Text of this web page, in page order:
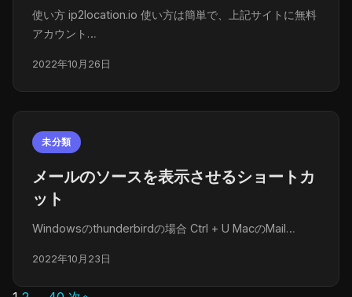
使い方 ip2location.io 使い方は簡単で、上記サイトに無料
アカウント…
2022年10月26日
未分類
メールのソースを表示させるショートカ
ット
Windowsのthunderbirdの場合 Ctrl + U MacのMail…
2022年10月23日